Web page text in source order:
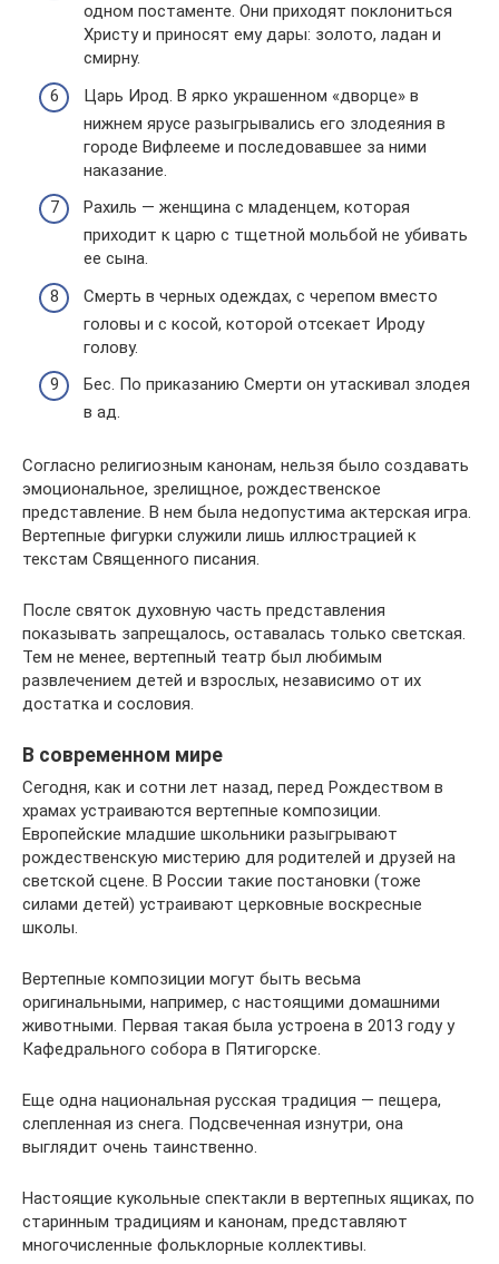
одном постаменте. Они приходят поклониться
Христу и приносят ему дары: золото, ладан и
смирну.
Царь Ирод. В ярко украшенном «дворце» в
нижнем ярусе разыгрывались его злодеяния в
городе Вифлееме и последовавшее за ними
наказание.
Рахиль — женщина с младенцем, которая
приходит к царю с тщетной мольбой не убивать
ее сына.
Смерть в черных одеждах, с черепом вместо
головы и с косой, которой отсекает Ироду
голову.
Бес. По приказанию Смерти он утаскивал злодея
в ад.
Согласно религиозным канонам, нельзя было создавать
эмоциональное, зрелищное, рождественское
представление. В нем была недопустима актерская игра.
Вертепные фигурки служили лишь иллюстрацией к
текстам Священного писания.
После святок духовную часть представления
показывать запрещалось, оставалась только светская.
Тем не менее, вертепный театр был любимым
развлечением детей и взрослых, независимо от их
достатка и сословия.
В современном мире
Сегодня, как и сотни лет назад, перед Рождеством в
храмах устраиваются вертепные композиции.
Европейские младшие школьники разыгрывают
рождественскую мистерию для родителей и друзей на
светской сцене. В России такие постановки (тоже
силами детей) устраивают церковные воскресные
школы.
Вертепные композиции могут быть весьма
оригинальными, например, с настоящими домашними
животными. Первая такая была устроена в 2013 году у
Кафедрального собора в Пятигорске.
Еще одна национальная русская традиция — пещера,
слепленная из снега. Подсвеченная изнутри, она
выглядит очень таинственно.
Настоящие кукольные спектакли в вертепных ящиках, по
старинным традициям и канонам, представляют
многочисленные фольклорные коллективы.